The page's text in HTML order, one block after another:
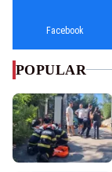
Facebook
POPULAR